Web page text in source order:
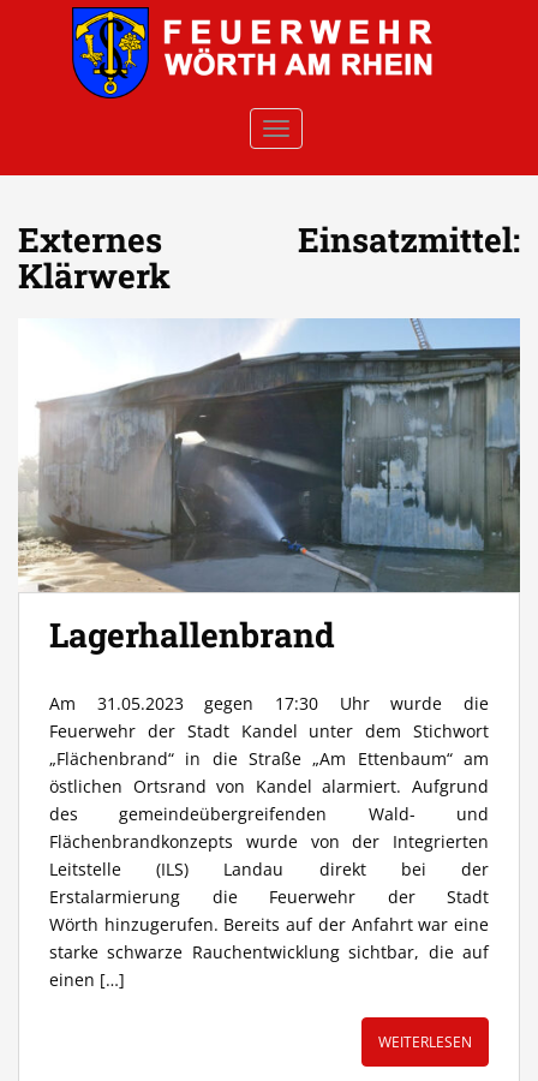
Skip to main content
TOGGLE NAVIGATION
Externes Einsatzmittel:
Klärwerk
Lagerhallenbrand
Am 31.05.2023 gegen 17:30 Uhr wurde die
Feuerwehr der Stadt Kandel unter dem Stichwort
„Flächenbrand“ in die Straße „Am Ettenbaum“ am
östlichen Ortsrand von Kandel alarmiert. Aufgrund
des gemeindeübergreifenden Wald- und
Flächenbrandkonzepts wurde von der Integrierten
Leitstelle (ILS) Landau direkt bei der
Erstalarmierung die Feuerwehr der Stadt
Wörth hinzugerufen. Bereits auf der Anfahrt war eine
starke schwarze Rauchentwicklung sichtbar, die auf
einen […]
WEITERLESEN